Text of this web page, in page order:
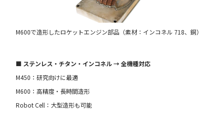
M600で造形したロケットエンジン部品（素材：インコネル 718、銅）
■ ステンレス・チタン・インコネル → 全機種対応
M450：研究向けに最適
M600：高精度・長時間造形
Robot Cell：大型造形も可能